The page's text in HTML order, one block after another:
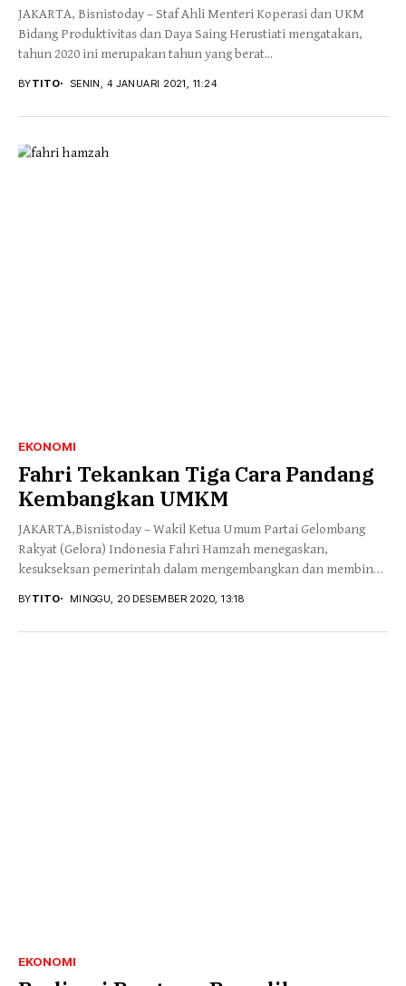
JAKARTA, Bisnistoday – Staf Ahli Menteri Koperasi dan UKM
Bidang Produktivitas dan Daya Saing Herustiati mengatakan,
tahun 2020 ini merupakan tahun yang berat...
BYTITO SENIN, 4 JANUARI 2021, 11:24
EKONOMI
Fahri Tekankan Tiga Cara Pandang
Kembangkan UMKM
JAKARTA,Bisnistoday – Wakil Ketua Umum Partai Gelombang
Rakyat (Gelora) Indonesia Fahri Hamzah menegaskan,
kesukseksan pemerintah dalam mengembangkan dan membina
BYTITO MINGGU, 20 DESEMBER 2020, 13:18
EKONOMI